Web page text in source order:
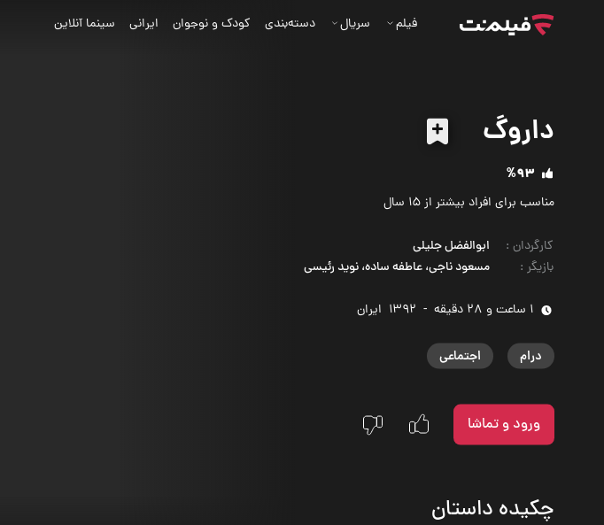
داروگ
%93
مناسب برای افراد بیشتر از 15 سال
کارگردان :
ابوالفضل جلیلی
بازیگر : مسعود ناجی، عاطفه ساده، نوید رئیسی
1 ساعت و 28 دقیقه -
1392 ‌ ایران
درام اجتماعی
ورود و تماشا
فیلم سریال دسته‌بندی کودک و نوجوان ایرانی سینما آنلاین
چکیده داستان